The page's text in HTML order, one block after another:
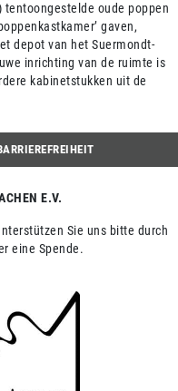
tentoongestelde oude poppen
gaven,
depot van het Suermondt-
inrichting van de ruimte is
kabinetstukken uit de
E.V.
Sie uns bitte durch
eine Spende.